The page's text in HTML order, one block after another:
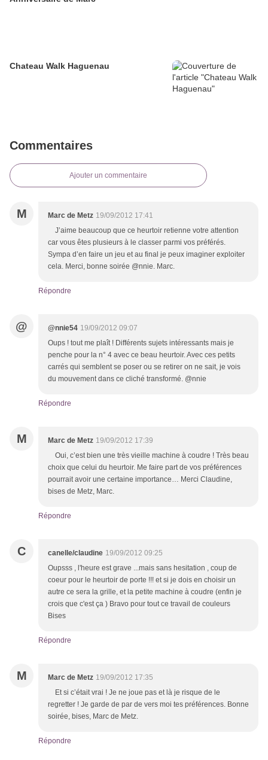
Chateau Walk Haguenau
Commentaires
Ajouter un commentaire
M Marc de Metz 19/09/2012 17:41
J’aime beaucoup que ce heurtoir retienne votre attention
car vous êtes plusieurs à le classer parmi vos préférés.
Sympa d’en faire un jeu et au final je peux imaginer exploiter
cela. Merci, bonne soirée @nnie. Marc.
Répondre
@ @nnie54 19/09/2012 09:07
Oups ! tout me plaît ! Différents sujets intéressants mais je
penche pour la n° 4 avec ce beau heurtoir. Avec ces petits
carrés qui semblent se poser ou se retirer on ne sait, je vois
du mouvement dans ce cliché transformé. @nnie
Répondre
M Marc de Metz 19/09/2012 17:39
Oui, c’est bien une très vieille machine à coudre ! Très beau
choix que celui du heurtoir. Me faire part de vos préférences
pourrait avoir une certaine importance… Merci Claudine,
bises de Metz, Marc.
Répondre
C canelle/claudine 19/09/2012 09:25
Oupsss , l'heure est grave ...mais sans hesitation , coup de
coeur pour le heurtoir de porte !!! et si je dois en choisir un
autre ce sera la grille, et la petite machine à coudre (enfin je
crois que c'est ça ) Bravo pour tout ce travail de couleurs
Bises
Répondre
M Marc de Metz 19/09/2012 17:35
Et si c’était vrai ! Je ne joue pas et là je risque de le
regretter ! Je garde de par de vers moi tes préférences. Bonne
soirée, bises, Marc de Metz.
Répondre